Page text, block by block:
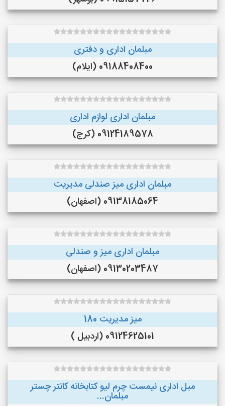
مبلمان اداری و دفتری
09188408400 (ایلام)
مبلمان اداری لوازم اداری
09124189578 (کرج)
مبلمان اداری میز صندلی مدیریت
09138185064 (اصفهان)
مبلمان اداری میز و صندلی
09130203487 (اصفهان)
میز مدیریت 180
09124625101 (اردبیل )
مبل اداری نیمست چرم لیو کتابخانه کانتر چستر
مبلمان...